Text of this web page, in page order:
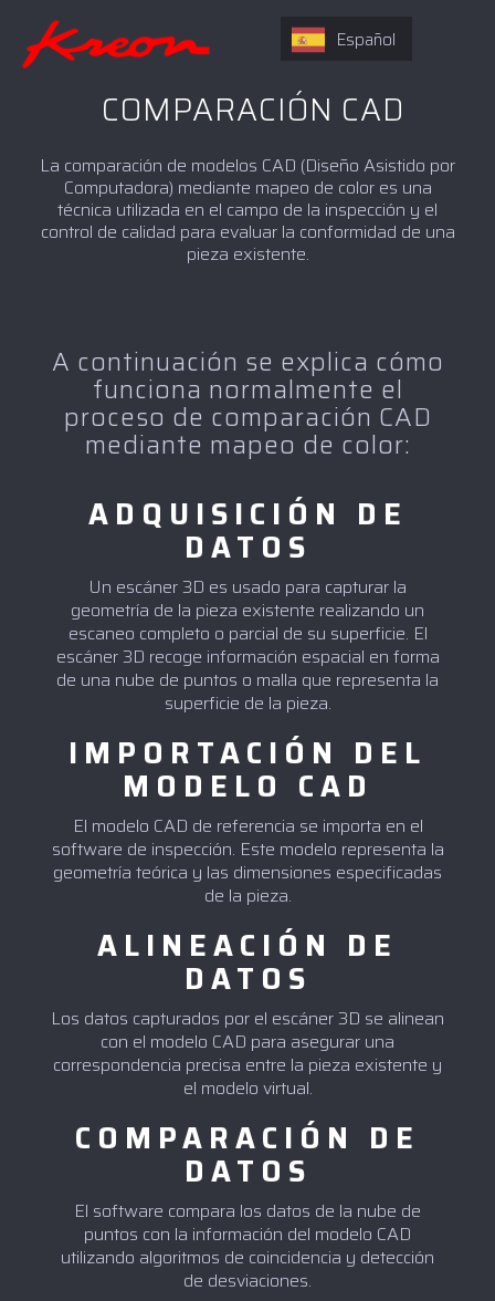
COMPARACIÓN CAD
La comparación de modelos CAD (Diseño Asistido por
Computadora) mediante mapeo de color es una
técnica utilizada en el campo de la inspección y el
control de calidad para evaluar la conformidad de una
pieza existente.
A continuación se explica cómo
funciona normalmente el
proceso de comparación CAD
mediante mapeo de color:
ADQUISICIÓN DE
DATOS
Un escáner 3D es usado para capturar la
geometría de la pieza existente realizando un
escaneo completo o parcial de su superficie. El
escáner 3D recoge información espacial en forma
de una nube de puntos o malla que representa la
superficie de la pieza.
IMPORTACIÓN DEL
MODELO CAD
El modelo CAD de referencia se importa en el
software de inspección. Este modelo representa la
geometría teórica y las dimensiones especificadas
de la pieza.
ALINEACIÓN DE
DATOS
Los datos capturados por el escáner 3D se alinean
con el modelo CAD para asegurar una
correspondencia precisa entre la pieza existente y
el modelo virtual.
COMPARACIÓN DE
DATOS
El software compara los datos de la nube de
puntos con la información del modelo CAD
utilizando algoritmos de coincidencia y detección
de desviaciones.
Español